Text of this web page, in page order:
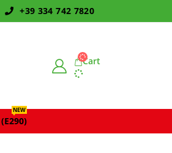
+39 334 742 7820
Cart
NEW